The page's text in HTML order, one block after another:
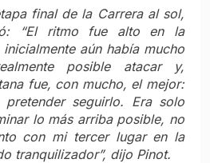
final de la Carrera al sol,
“El ritmo fue alto en la
aún había mucho
posible atacar y,
fue, con mucho, el mejor:
pretender seguirlo. Era solo
lo más arriba posible, no
con mi tercer lugar en la
tranquilizador”, dijo Pinot.